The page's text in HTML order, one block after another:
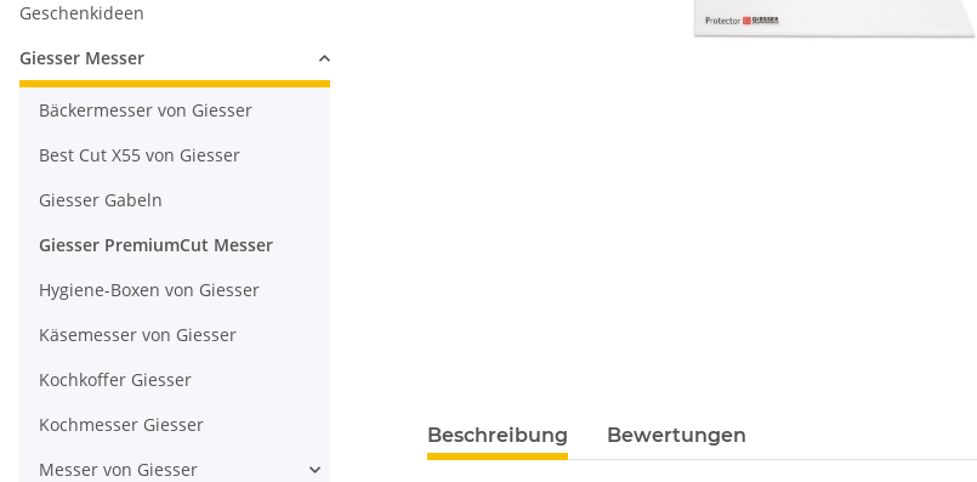
Beschreibung Bewertungen
Geschenkideen
Giesser Messer
Bäckermesser von Giesser
Best Cut X55 von Giesser
Giesser Gabeln
Giesser PremiumCut Messer
Hygiene-Boxen von Giesser
Käsemesser von Giesser
Kochkoffer Giesser
Kochmesser Giesser
Messer von Giesser